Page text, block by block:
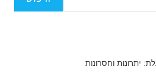
יתרונות וחסרונות